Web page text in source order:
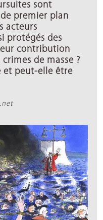
sont
premier plan
acteurs
protégés des
contribution
de masse ?
et peut-elle être